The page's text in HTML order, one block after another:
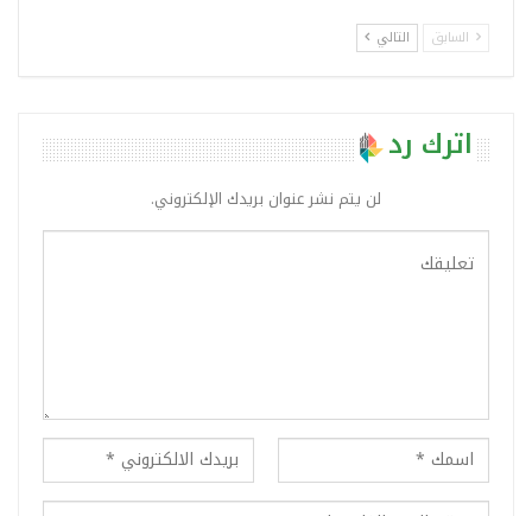
السابق التالي
اترك رد
لن يتم نشر عنوان بريدك الإلكتروني.